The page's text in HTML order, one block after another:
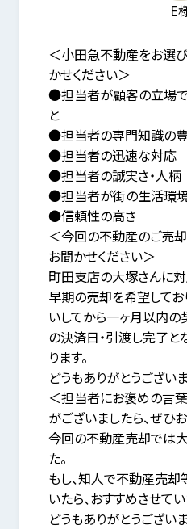
E
＜小田急不動産をお選
かせください＞
●担当者が顧客の立場で
と
●担当者の専門知識の
●担当者の迅速な対応
●担当者の誠実さ・人柄
●担当者が街の生活環
●信頼性の高さ
＜今回の不動産のご売
お聞かせください＞
町田支店の大塚さんに対
早期の売却を希望してお
いしてから一ヶ月以内の
の決済日・引渡し完了と
ります。
どうもありがとうござい
＜担当者にお褒めの言
がございましたら、ぜひ
今回の不動産売却では
た。
もし、知人で不動産売
いたら、おすすめさせて
どうもありがとうござい